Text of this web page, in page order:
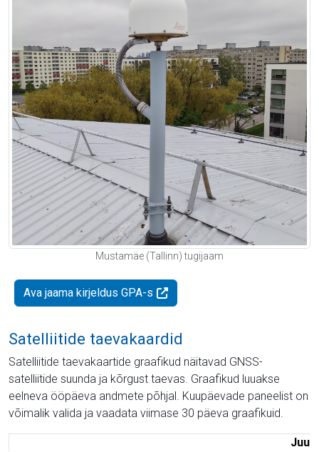
Mustamäe (Tallinn) tugijaam
Ava jaama kirjeldus GPA-s
Satelliitide taevakaardid
Satelliitide taevakaartide graafikud näitavad GNSS-
satelliitide suunda ja kõrgust taevas. Graafikud luuakse
eelneva ööpäeva andmete põhjal. Kuupäevade paneelist on
võimalik valida ja vaadata viimase 30 päeva graafikuid.
Juuli